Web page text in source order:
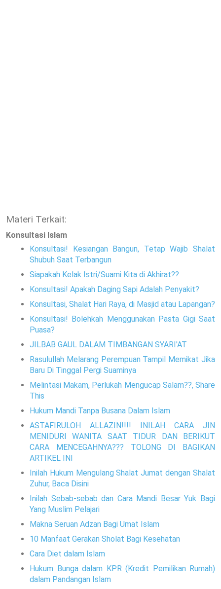
Materi Terkait:
Konsultasi Islam
Konsultasi! Kesiangan Bangun, Tetap Wajib Shalat
Shubuh Saat Terbangun
Siapakah Kelak Istri/Suami Kita di Akhirat??
Konsultasi! Apakah Daging Sapi Adalah Penyakit?
Konsultasi, Shalat Hari Raya, di Masjid atau Lapangan?
Konsultasi! Bolehkah Menggunakan Pasta Gigi Saat
Puasa?
JILBAB GAUL DALAM TIMBANGAN SYARI'AT
Rasulullah Melarang Perempuan Tampil Memikat Jika
Baru Di Tinggal Pergi Suaminya
Melintasi Makam, Perlukah Mengucap Salam??, Share
This
Hukum Mandi Tanpa Busana Dalam Islam
ASTAFIRULOH ALLAZIN!!!! INILAH CARA JIN
MENIDURI WANITA SAAT TIDUR DAN BERIKUT
CARA MENCEGAHNYA??? TOLONG DI BAGIKAN
ARTIKEL INI
Inilah Hukum Mengulang Shalat Jumat dengan Shalat
Zuhur, Baca Disini
Inilah Sebab-sebab dan Cara Mandi Besar Yuk Bagi
Yang Muslim Pelajari
Makna Seruan Adzan Bagi Umat Islam
10 Manfaat Gerakan Sholat Bagi Kesehatan
Cara Diet dalam Islam
Hukum Bunga dalam KPR (Kredit Pemilikan Rumah)
dalam Pandangan Islam